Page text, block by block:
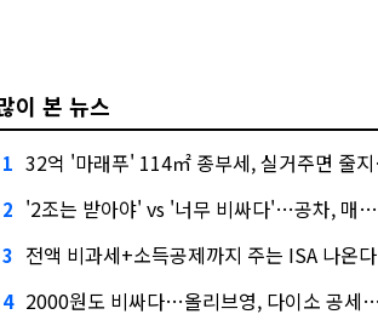
이 본 뉴스
1 32억 '마래푸' 114㎡ 종부세, 실거주면 줄지만 안 살면 2.5배
2 '2조는 받아야' vs '너무 비싸다'…공차, 매각 성공할까
3 전액 비과세+소득공제까지 주는 ISA 나온다
4 2000원도 비싸다…올리브영, 다이소 공세에 '가성비'로 맞불